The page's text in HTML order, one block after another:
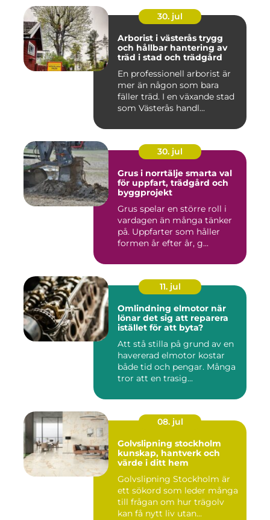
30. jul
Arborist i västerås trygg
och hållbar hantering av
träd i stad och trädgård
En professionell arborist är
mer än någon som bara
fäller träd. I en växande stad
som Västerås handl...
30. jul
Grus i norrtälje smarta val
för uppfart, trädgård och
byggprojekt
Grus spelar en större roll i
vardagen än många tänker
på. Uppfarter som håller
formen år efter år, g...
11. jul
Omlindning elmotor när
lönar det sig att reparera
istället för att byta?
Att stå stilla på grund av en
havererad elmotor kostar
både tid och pengar. Många
tror att en trasig...
08. jul
Golvslipning stockholm
kunskap, hantverk och
värde i ditt hem
Golvslipning Stockholm är
ett sökord som leder många
till frågan om hur trägolv
kan få nytt liv utan...